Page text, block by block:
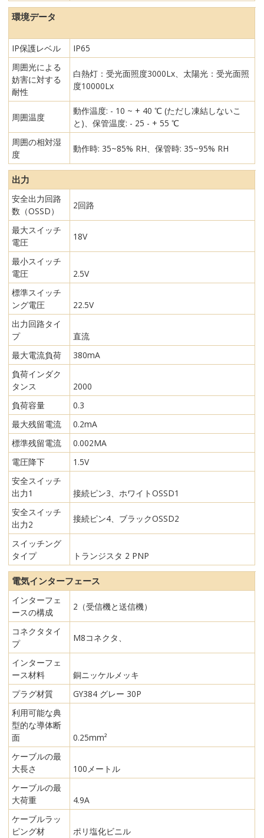
環境データ
IP保護レベル
IP65
周囲光による
妨害に対する
耐性
白熱灯：受光面照度3000Lx、太陽光：受光面照
度10000Lx
周囲温度
動作温度: - 10 ~ + 40 ℃ (ただし凍結しないこ
と)、保管温度: - 25 - + 55 ℃
周囲の相対湿
度
動作時: 35~85% RH、保管時: 35~95% RH
出力
安全出力回路
数（OSSD）
2回路
最大スイッチ
電圧
18V
最小スイッチ
電圧
2.5V
標準スイッチ
ング電圧
22.5V
出力回路タイ
プ
直流
最大電流負荷
380mA
負荷インダク
タンス
2000
負荷容量
0.3
最大残留電流
0.2mA
標準残留電流
0.002MA
電圧降下
1.5V
安全スイッチ
出力1
接続ピン3、ホワイトOSSD1
安全スイッチ
出力2
接続ピン4、ブラックOSSD2
スイッチング
タイプ
トランジスタ 2 PNP
電気インターフェース
インターフェ
ースの構成
2（受信機と送信機）
コネクタタイ
プ
M8コネクタ、
インターフェ
ース材料
銅ニッケルメッキ
プラグ材質
GY384 グレー 30P
利用可能な典
型的な導体断
面
0.25mm²
ケーブルの最
大長さ
100メートル
ケーブルの最
大荷重
4.9A
ケーブルラッ
ピング材
ポリ塩化ビニル